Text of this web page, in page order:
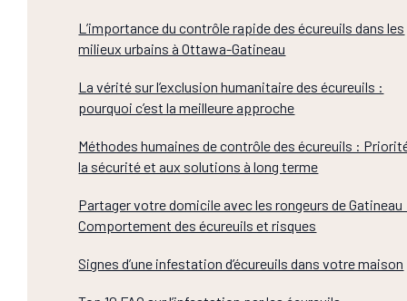
L’importance du contrôle rapide des écureuils dans les
milieux urbains à Ottawa-Gatineau
La vérité sur l’exclusion humanitaire des écureuils :
pourquoi c’est la meilleure approche
Méthodes humaines de contrôle des écureuils :
la sécurité et aux solutions à long terme
Partager votre domicile avec les rongeurs de Gatineau
Comportement des écureuils et risques
Signes d’une infestation d’écureuils dans votre maison